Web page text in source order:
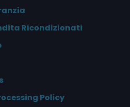
Ricondizionati
Policy